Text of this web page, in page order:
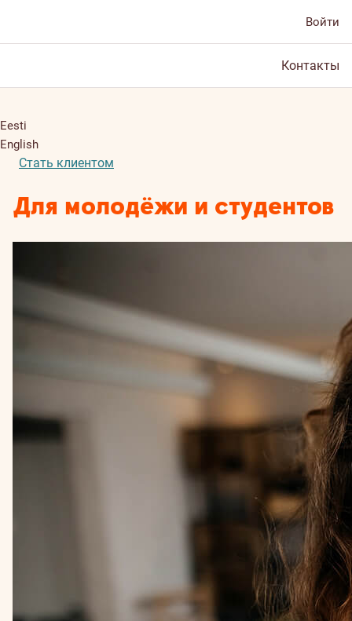
Войти
Контакты
Eesti
English
Стать клиентом
Для молодёжи и студентов